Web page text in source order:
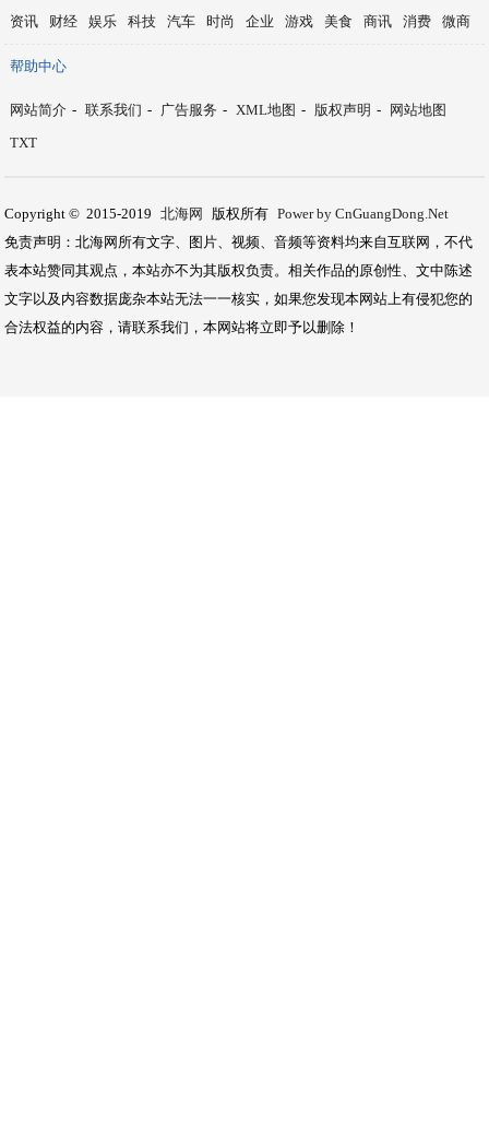
资讯 财经 娱乐 科技 汽车 时尚 企业 游戏 美食 商讯 消费 微商
帮助中心
网站简介 - 联系我们 - 广告服务 - XML地图 - 版权声明 -
网站地图
TXT
Copyright © 2015-2019 北海网 版权所有 Power by CnGuangDong.Net
免责声明：北海网所有文字、图片、视频、音频等资料均来自互联网，不代
表本站赞同其观点，本站亦不为其版权负责。相关作品的原创性、文中陈述
文字以及内容数据庞杂本站无法一一核实，如果您发现本网站上有侵犯您的
合法权益的内容，请联系我们，本网站将立即予以删除！